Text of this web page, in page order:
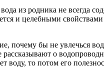
из родника не всегда
и целебными
почему бы не
о
то потом его